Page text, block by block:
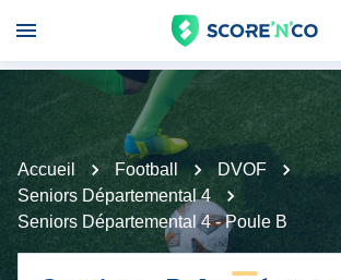
Accueil Football
DVOF
Seniors Départemental 4
Seniors Départemental 4 - Poule B